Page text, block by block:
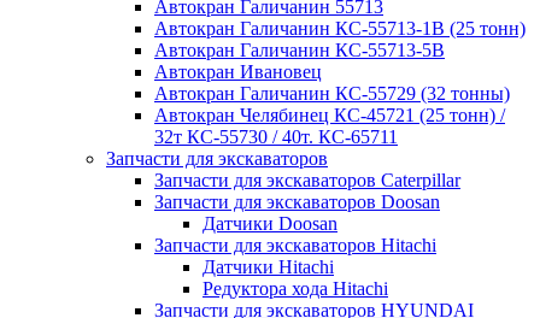
Автокран Галичанин 55713
Автокран Галичанин КС-55713-1В (25 тонн)
Автокран Галичанин КС-55713-5В
Автокран Ивановец
Автокран Галичанин КС-55729 (32 тонны)
Автокран Челябинец КС-45721 (25 тонн) /
32т КС-55730 / 40т. КС-65711
Запчасти для экскаваторов
Запчасти для экскаваторов Caterpillar
Запчасти для экскаваторов Doosan
Датчики Doosan
Запчасти для экскаваторов Hitachi
Датчики Hitachi
Редуктора хода Hitachi
Запчасти для экскаваторов HYUNDAI